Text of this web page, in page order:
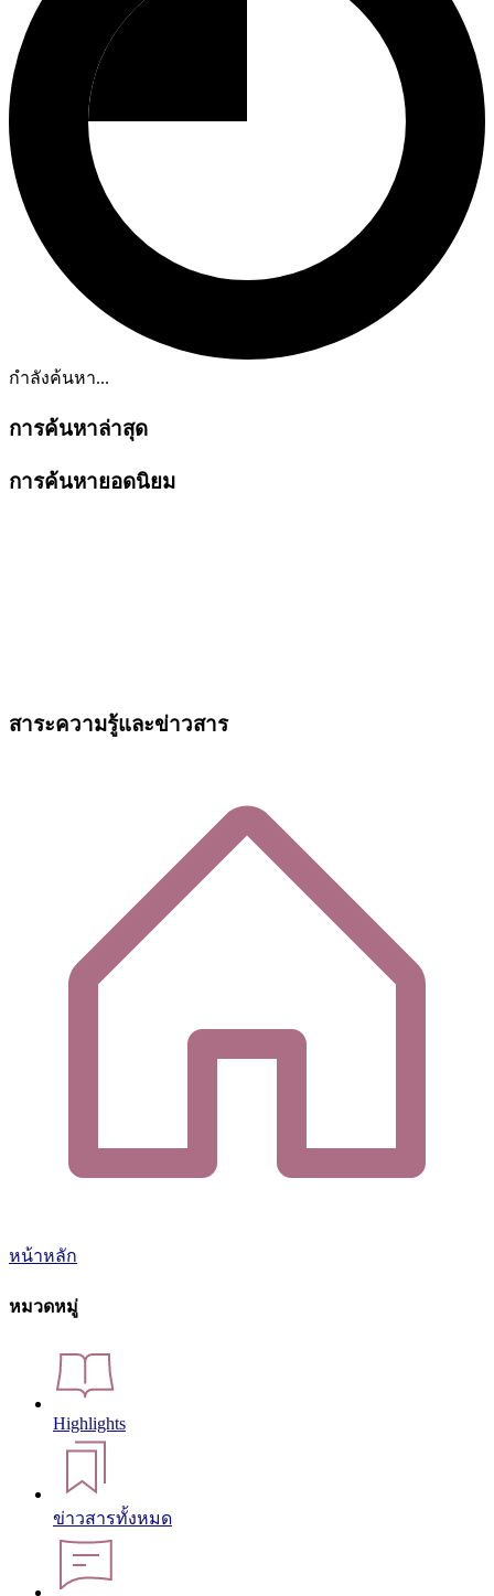
กำลังค้นหา...
การค้นหาล่าสุด
การค้นหายอดนิยม
สาระความรู้และข่าวสาร
หน้าหลัก
หมวดหมู่
Highlights
ข่าวสารทั้งหมด